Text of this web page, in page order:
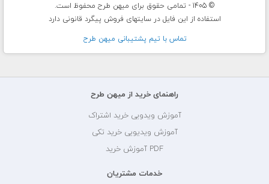
© 1405 - تمامی حقوق برای میهن طرح محفوظ است.
استفاده از این فایل در سایتهای فروش پیگرد قانونی دارد
تماس با تيم پشتيبانی ميهن طرح
راهنمای خرید از میهن طرح
آموزش ویدویی خرید اشتراک
آموزش ویدیویی خرید تکی
PDF آموزش خرید
خدمات مشتریان